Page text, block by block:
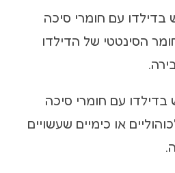
בדילדו עם חומרי סיכה
הסינטטי של הדילדו
בדילדו עם חומרי סיכה
או כימיים שעשויים